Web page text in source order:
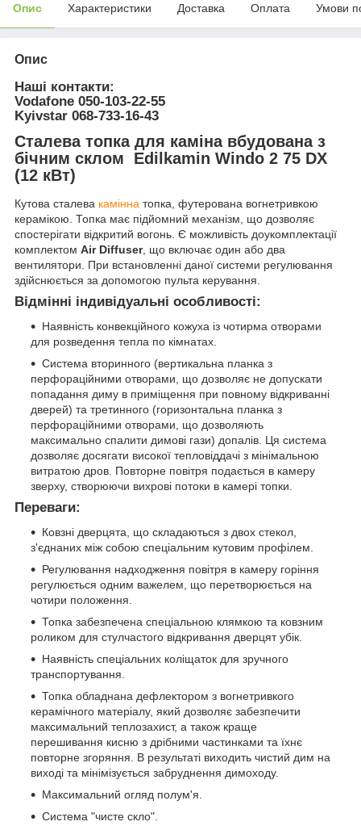
Опис Характеристики Доставка Оплата Умови
Опис
Наші контакти:
Vodafone 050-103-22-55
Kyivstar 068-733-16-43
Сталева топка для каміна вбудована з
бічним склом Edilkamin Windo 2 75 DX
(12 кВт)
Кутова сталева камінна топка, футерована вогнетривкою
керамікою. Топка має підйомний механізм, що дозволяє
спостерігати відкритий вогонь. Є можливість доукомплектації
комплектом Air Diffuser, що включає один або два
вентилятори. При встановленні даної системи регулювання
здійснюється за допомогою пульта керування.
Відмінні індивідуальні особливості:
Наявність конвекційного кожуха із чотирма отворами
для розведення тепла по кімнатах.
Система вторинного (вертикальна планка з
перфораційними отворами, що дозволяє не допускати
попадання диму в приміщення при повному відкриванні
дверей) та третинного (горизонтальна планка з
перфораційними отворами, що дозволяють
максимально спалити димові гази) допалів. Ця система
дозволяє досягати високої тепловіддачі з мінімальною
витратою дров. Повторне повітря подається в камеру
зверху, створюючи вихрові потоки в камері топки.
Переваги:
Ковзні дверцята, що складаються з двох стекол,
з'єднаних між собою спеціальним кутовим профілем.
Регулювання надходження повітря в камеру горіння
регулюється одним важелем, що перетворюється на
чотири положення.
Топка забезпечена спеціальною клямкою та ковзним
роликом для стулчастого відкривання дверцят убік.
Наявність спеціальних коліщаток для зручного
транспортування.
Топка обладнана дефлектором з вогнетривкого
керамічного матеріалу, який дозволяє забезпечити
максимальний теплозахист, а також краще
перешивання кисню з дрібними частинками та їхнє
повторне згоряння. В результаті виходить чистий дим на
виході та мінімізується забруднення димоходу.
Максимальний огляд полум'я.
Система "чисте скло".